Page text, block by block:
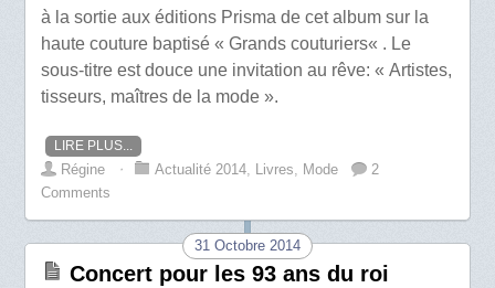
à la sortie aux éditions Prisma de cet album sur la
haute couture baptisé « Grands couturiers« . Le
sous-titre est douce une invitation au rêve: « Artistes,
tisseurs, maîtres de la mode ».
LIRE PLUS...
Régine ⋅ Actualité 2014, Livres, Mode
2
Comments
31 Octobre 2014
Concert pour les 93 ans du roi